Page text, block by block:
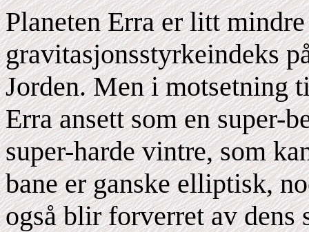
Planeten Erra er litt
gravitasjonsstyrkeindeks
Jorden. Men i motsetning
Erra ansett som en super-
super-harde vintre, som
bane er ganske elliptisk,
også blir forverret av dens